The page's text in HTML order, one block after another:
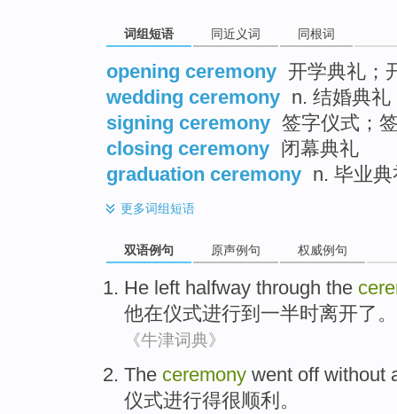
词组短语 同近义词 同根词
opening ceremony 开学典礼；
wedding ceremony n. 结婚典礼
signing ceremony 签字仪式；
closing ceremony 闭幕典礼
graduation ceremony n. 毕业典
更多词组短语
双语例句 原声例句 权威例句
He left halfway through the
他在仪式进行到 一半时离开了 。
《牛津词典》
The ceremony went off without
仪式进行得很顺利 。